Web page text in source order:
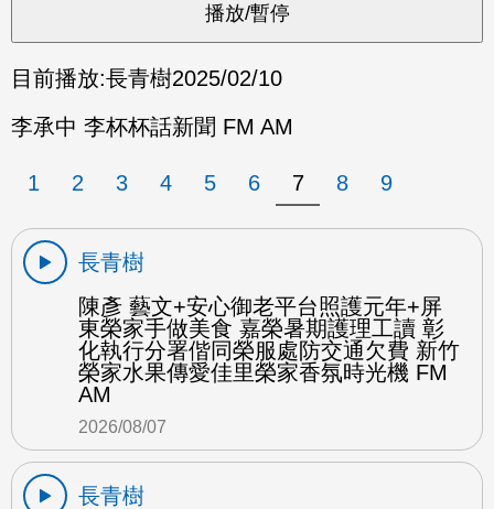
目前播放:長青樹2025/02/10
李承中 李杯杯話新聞 FM AM
1 2 3 4 5 6 7 8 9
長青樹
陳彥 藝文+安心御老平台照護元年+屏
東榮家手做美食 嘉榮暑期護理工讀 彰
化執行分署偕同榮服處防交通欠費 新竹
榮家水果傳愛佳里榮家香氛時光機 FM
AM
2026/08/07
長青樹